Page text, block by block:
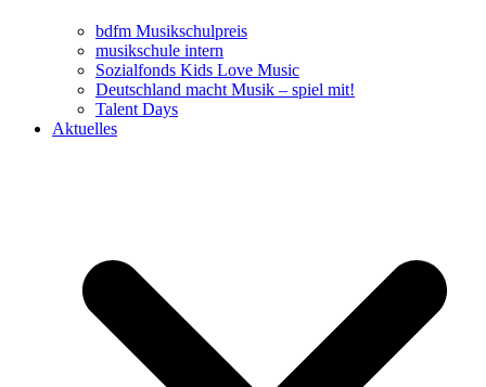
bdfm Musikschulpreis
musikschule intern
Sozialfonds Kids Love Music
Deutschland macht Musik – spiel mit!
Talent Days
Aktuelles